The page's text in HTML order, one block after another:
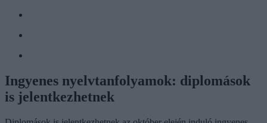
Ingyenes nyelvtanfolyamok: diplomások
is jelentkezhetnek